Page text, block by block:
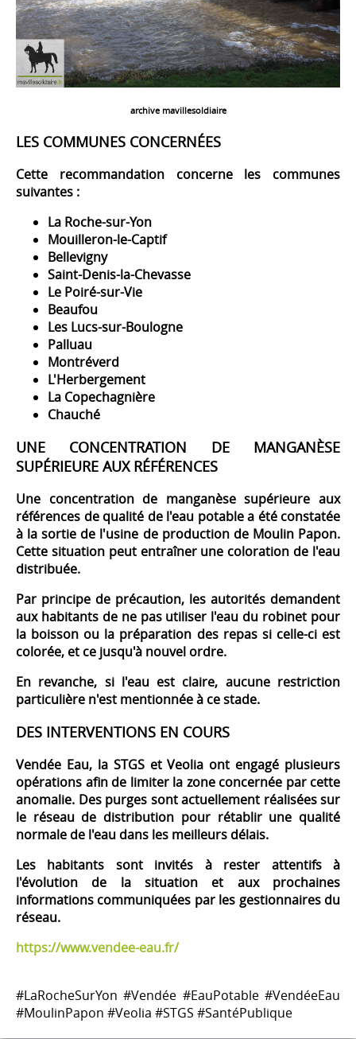
archive mavillesoldiaire
LES COMMUNES CONCERNÉES
Cette recommandation concerne les communes
suivantes :
La Roche-sur-Yon
Mouilleron-le-Captif
Bellevigny
Saint-Denis-la-Chevasse
Le Poiré-sur-Vie
Beaufou
Les Lucs-sur-Boulogne
Palluau
Montréverd
L'Herbergement
La Copechagnière
Chauché
UNE CONCENTRATION DE MANGANÈSE
SUPÉRIEURE AUX RÉFÉRENCES
Une concentration de manganèse supérieure aux
références de qualité de l'eau potable a été constatée
à la sortie de l'usine de production de Moulin Papon.
Cette situation peut entraîner une coloration de l'eau
distribuée.
Par principe de précaution, les autorités demandent
aux habitants de ne pas utiliser l'eau du robinet pour
la boisson ou la préparation des repas si celle-ci est
colorée, et ce jusqu'à nouvel ordre.
En revanche, si l'eau est claire, aucune restriction
particulière n'est mentionnée à ce stade.
DES INTERVENTIONS EN COURS
Vendée Eau, la STGS et Veolia ont engagé plusieurs
opérations afin de limiter la zone concernée par cette
anomalie. Des purges sont actuellement réalisées sur
le réseau de distribution pour rétablir une qualité
normale de l'eau dans les meilleurs délais.
Les habitants sont invités à rester attentifs à
l'évolution de la situation et aux prochaines
informations communiquées par les gestionnaires du
réseau.
https://www.vendee-eau.fr/
#LaRocheSurYon #Vendée #EauPotable #VendéeEau
#MoulinPapon #Veolia #STGS #SantéPublique